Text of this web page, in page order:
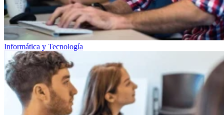
Informática y Tecnología